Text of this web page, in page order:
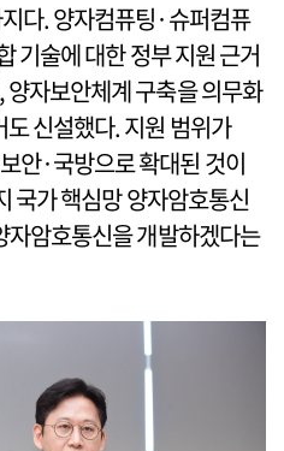
다. 양자컴퓨팅·슈퍼컴퓨
기술에 대한 정부 지원 근거
자보안체계 구축을 의무화
신설했다. 지원 범위가
안·국방으로 확대된 것이
국가 핵심망 양자암호통신
자암호통신을 개발하겠다는